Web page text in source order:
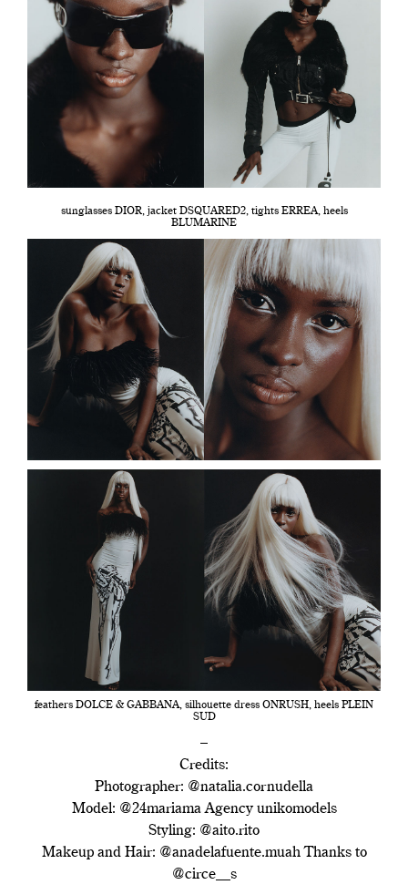
sunglasses DIOR, jacket DSQUARED2, tights ERREA, heels
BLUMARINE
feathers DOLCE & GABBANA, silhouette dress ONRUSH, heels PLEIN
SUD
–
Credits:
Photographer: @natalia.cornudella
Model: @24mariama Agency unikomodels
Styling: @aito.rito
Makeup and Hair: @anadelafuente.muah Thanks to
@circe__s